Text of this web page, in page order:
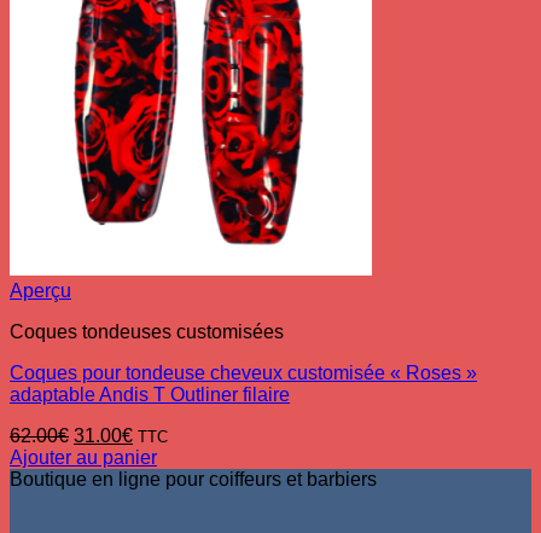
Aperçu
Coques tondeuses customisées
Coques pour tondeuse cheveux customisée « Roses »
adaptable Andis T Outliner filaire
62.00€ Le
prix
initial
31.00€Le
prix
actuel
TTC
Ajouter au panier
Boutique en ligne pour coiffeurs et barbiers